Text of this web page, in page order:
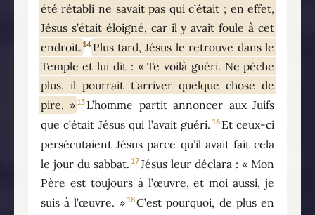
été rétabli ne savait pas qui c’était ; en effet,
Jésus s’était éloigné, car il y avait foule à cet
endroit. 14 Plus tard, Jésus le retrouve dans le
Temple et lui dit : « Te voilà guéri. Ne pèche
plus, il pourrait t’arriver quelque chose de
pire. » 15 L’homme partit annoncer aux Juifs
que c’était Jésus qui l’avait guéri. 16 Et ceux-ci
persécutaient Jésus parce qu’il avait fait cela
le jour du sabbat. 17Jésus leur déclara : « Mon
Père est toujours à l’œuvre, et moi aussi, je
suis à l’œuvre. » 18C’est pourquoi, de plus en